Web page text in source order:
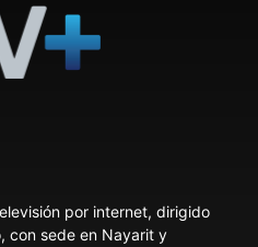
por internet, dirigido
con sede en Nayarit y